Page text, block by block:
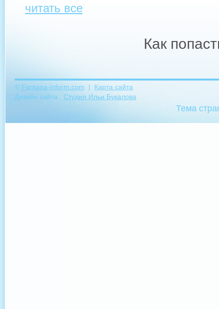
читать все
Как
© Fantana-inform.com | Карта сайта
Дизайн сайта: Студия Ильи Букалова
Тема